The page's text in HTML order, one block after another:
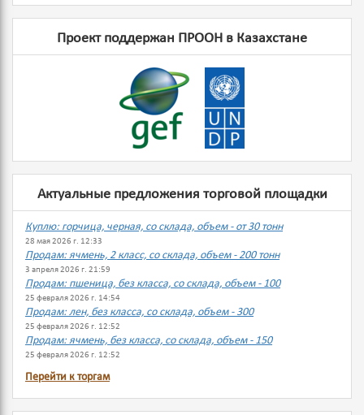
Проект поддержан ПРООН в Казахстане
Актуальные предложения торговой площадки
Куплю: горчица, черная, со склада, объем - от 30 тонн
28 мая 2026 г. 12:33
Продам: ячмень, 2 класс, со склада, объем - 200 тонн
3 апреля 2026 г. 21:59
Продам: пшеница, без класса, со склада, объем - 100
25 февраля 2026 г. 14:54
Продам: лен, без класса, со склада, объем - 300
25 февраля 2026 г. 12:52
Продам: ячмень, без класса, со склада, объем - 150
25 февраля 2026 г. 12:52
Перейти к торгам